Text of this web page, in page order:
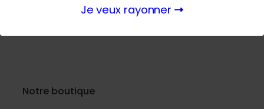
Je veux rayonner
Notre boutique